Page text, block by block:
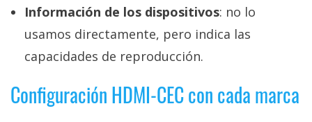
Información de los dispositivos: no lo
usamos directamente, pero indica las
capacidades de reproducción.
Configuración HDMI-CEC con cada marca